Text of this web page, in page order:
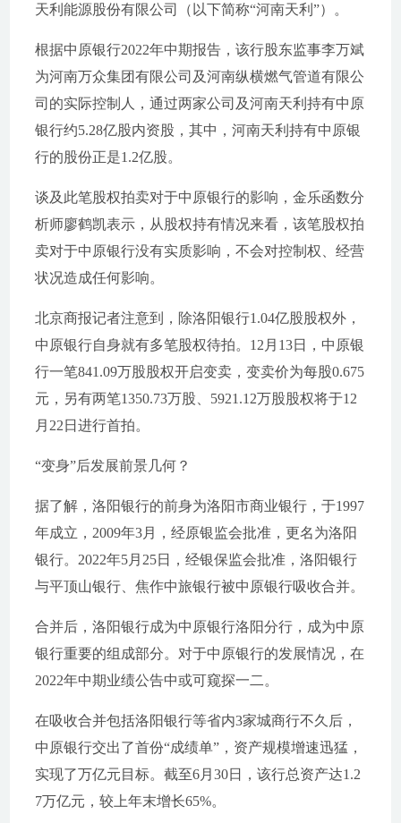
天利能源股份有限公司（以下简称“河南天利”）。
根据中原银行2022年中期报告，该行股东监事李万斌
为河南万众集团有限公司及河南纵横燃气管道有限公
司的实际控制人，通过两家公司及河南天利持有中原
银行约5.28亿股内资股，其中，河南天利持有中原银
行的股份正是1.2亿股。
谈及此笔股权拍卖对于中原银行的影响，金乐函数分
析师廖鹤凯表示，从股权持有情况来看，该笔股权拍
卖对于中原银行没有实质影响，不会对控制权、经营
状况造成任何影响。
北京商报记者注意到，除洛阳银行1.04亿股股权外，
中原银行自身就有多笔股权待拍。12月13日，中原银
行一笔841.09万股股权开启变卖，变卖价为每股0.675
元，另有两笔1350.73万股、5921.12万股股权将于12
月22日进行首拍。
“变身”后发展前景几何？
据了解，洛阳银行的前身为洛阳市商业银行，于1997
年成立，2009年3月，经原银监会批准，更名为洛阳
银行。2022年5月25日，经银保监会批准，洛阳银行
与平顶山银行、焦作中旅银行被中原银行吸收合并。
合并后，洛阳银行成为中原银行洛阳分行，成为中原
银行重要的组成部分。对于中原银行的发展情况，在
2022年中期业绩公告中或可窥探一二。
在吸收合并包括洛阳银行等省内3家城商行不久后，
中原银行交出了首份“成绩单”，资产规模增速迅猛，
实现了万亿元目标。截至6月30日，该行总资产达1.2
7万亿元，较上年末增长65%。